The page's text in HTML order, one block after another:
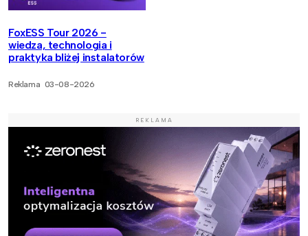
FoxESS Tour 2026 -
wiedza, technologia i
praktyka bliżej instalatorów
Reklama 03-08-2026
REKLAMA